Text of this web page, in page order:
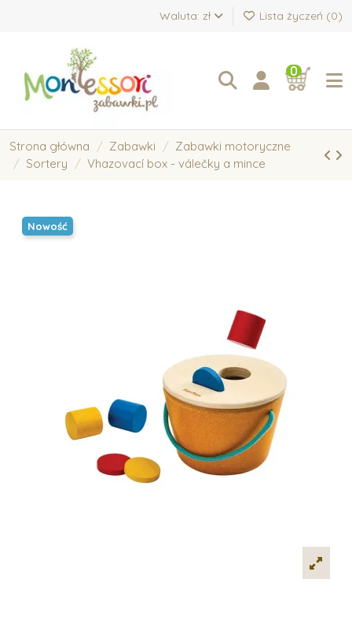
Waluta: zł Lista życzeń (0)
0
Strona główna Zabawki
Zabawki motoryczne
Sortery
Vhazovací box - válečky a mince
Nowość